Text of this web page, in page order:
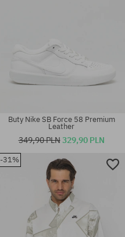
Dostępne rozmiary:
40; 40.5; 41; 42; 42.5; 43; 44;
44.5; 45; 45.5; 46; 47.5
Buty Nike SB Force 58 Premium
Leather
349,90 PLN329,90 PLN
-31%